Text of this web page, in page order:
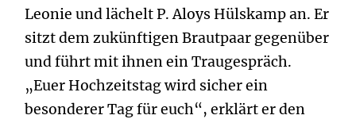
Leonie und lächelt P. Aloys Hülskamp an. Er
sitzt dem zukünftigen Brautpaar gegenüber
und führt mit ihnen ein Traugespräch.
„Euer Hochzeitstag wird sicher ein
besonderer Tag für euch“, erklärt er den